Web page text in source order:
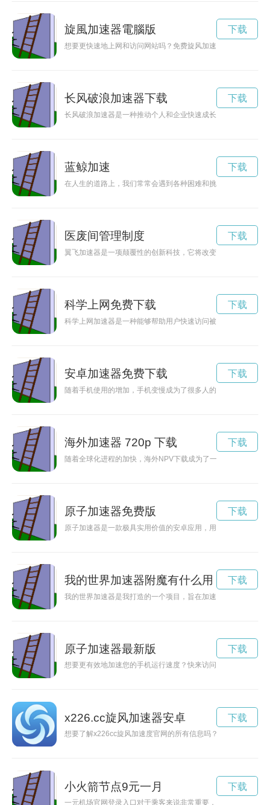
旋風加速器電腦版
想要更快速地上网和访问网站吗？免费旋风加速器App可以帮
下载
长风破浪加速器下载
长风破浪加速器是一种推动个人和企业快速成长和突破的机制
下载
蓝鲸加速
在人生的道路上，我们常常会遇到各种困难和挑战，但只要抓
下载
医废间管理制度
翼飞加速器是一项颠覆性的创新科技，它将改变人们对于未来
下载
科学上网免费下载
科学上网加速器是一种能够帮助用户快速访问被封锁的网站和
下载
安卓加速器免费下载
随着手机使用的增加，手机变慢成为了很多人的困扰。而现在
下载
海外加速器 720p 下载
随着全球化进程的加快，海外NPV下载成为了一个必要的趋势
下载
原子加速器免费版
原子加速器是一款极具实用价值的安卓应用，用户可以免费下
下载
我的世界加速器附魔有什么用
我的世界加速器是我打造的一个项目，旨在加速世界的发展和进
下载
原子加速器最新版
想要更有效地加速您的手机运行速度？快来访问原子加速器
下载
x226.cc旋风加速器安卓
想要了解x226cc旋风加速度官网的所有信息吗？本文将带你揭
下载
小火箭节点9元一月
一元机场官网登录入口对于乘客来说非常重要，可以查询航班
下载